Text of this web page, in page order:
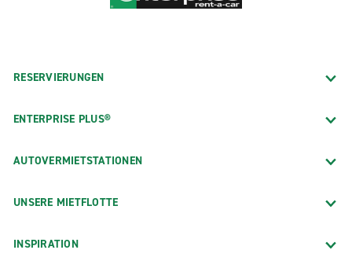
RESERVIERUNGEN
ENTERPRISE PLUS®
AUTOVERMIETSTATIONEN
UNSERE MIETFLOTTE
INSPIRATION